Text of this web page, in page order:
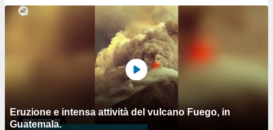
Eruzione e intensa attività del vulcano Fuego, in
Guatemala.